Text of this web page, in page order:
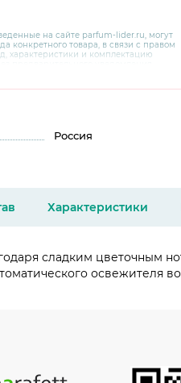
на сайте parfum-lider.ru, могут
конкретного товара, в связи с правом
характеристики и комплектацию
80.
Россия
Характеристики
сладким цветочным
освежителя